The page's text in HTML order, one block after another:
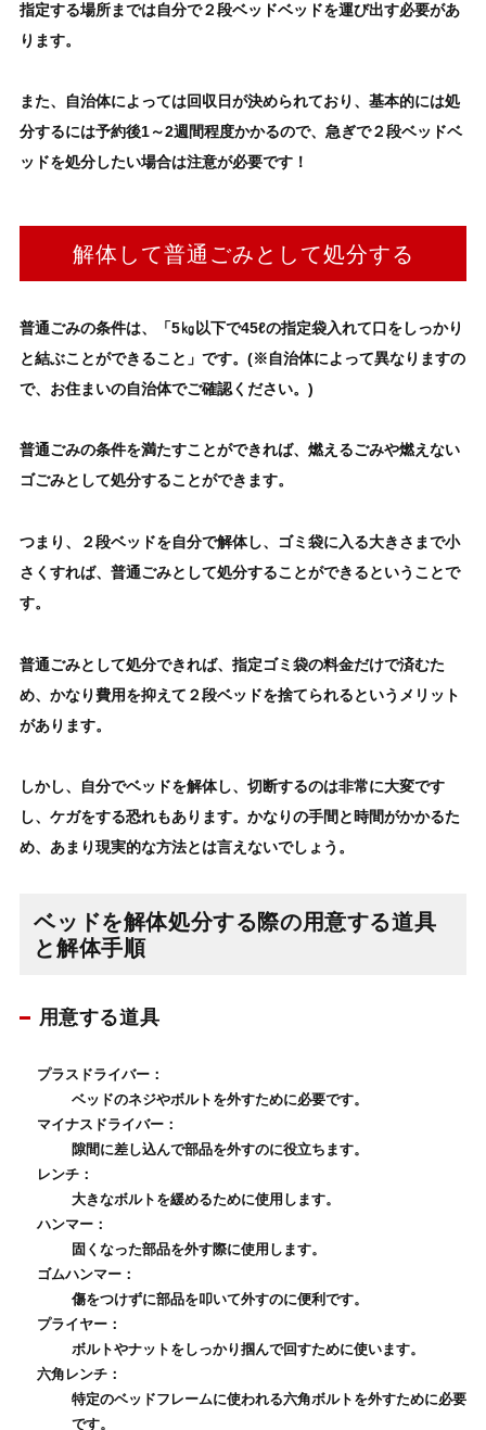
指定する場所までは自分で２段ベッドベッドを運び出す必要があ
ります。
また、自治体によっては回収日が決められており、基本的には処
分するには予約後1～2週間程度かかるので、急ぎで２段ベッドベ
ッドを処分したい場合は注意が必要です！
解体して普通ごみとして処分する
普通ごみの条件は、「5㎏以下で45ℓの指定袋入れて口をしっかり
と結ぶことができること」です。(※自治体によって異なりますの
で、お住まいの自治体でご確認ください。)
普通ごみの条件を満たすことができれば、燃えるごみや燃えない
ゴごみとして処分することができます。
つまり、 ２段ベッドを自分で解体し、ゴミ袋に入る大きさまで小
さくすれば、 普通ごみとして処分することができるということで
す。
普通ごみとして処分できれば、指定ゴミ袋の料金だけで済むた
め、かなり費用を抑えて ２段ベッドを捨てられるというメリット
があります。
しかし、自分でベッドを解体し、切断するのは非常に大変です
し、ケガをする恐れもあります。かなりの手間と時間がかかるた
め、あまり現実的な方法とは言えないでしょう。
ベッドを解体処分する際の用意する道具
と解体手順
用意する道具
プラスドライバー：
ベッドのネジやボルトを外すために必要です。
マイナスドライバー：
隙間に差し込んで部品を外すのに役立ちます。
レンチ：
大きなボルトを緩めるために使用します。
ハンマー：
固くなった部品を外す際に使用します。
ゴムハンマー：
傷をつけずに部品を叩いて外すのに便利です。
プライヤー：
ボルトやナットをしっかり掴んで回すために使います。
六角レンチ：
特定のベッドフレームに使われる六角ボルトを外すために必要
です。